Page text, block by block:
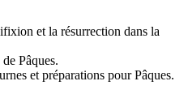
et la résurrection dans la
Pâques.
et préparations pour Pâques.